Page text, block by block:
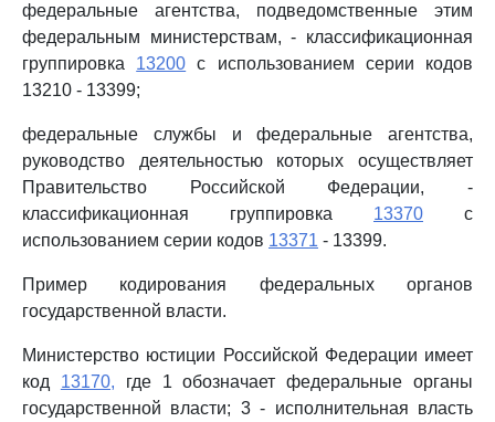
федеральные агентства, подведомственные этим
федеральным министерствам, - классификационная
группировка 13200 с использованием серии кодов
13210 - 13399;
федеральные службы и федеральные агентства,
руководство деятельностью которых осуществляет
Правительство Российской Федерации, -
классификационная группировка 13370 с
использованием серии кодов 13371 - 13399.
Пример кодирования федеральных органов
государственной власти.
Министерство юстиции Российской Федерации имеет
код 13170, где 1 обозначает федеральные органы
государственной власти; 3 - исполнительная власть